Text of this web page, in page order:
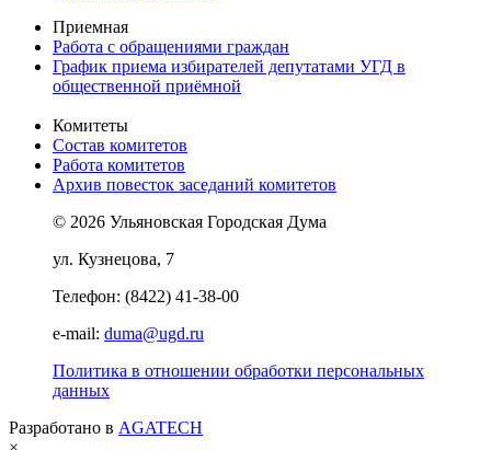
Приемная
Работа с обращениями граждан
График приема избирателей депутатами УГД в
общественной приёмной
Комитеты
Состав комитетов
Работа комитетов
Архив повесток заседаний комитетов
© 2026 Ульяновская Городская Дума
ул. Кузнецова, 7
Телефон: (8422) 41-38-00
e-mail: duma@ugd.ru
Политика в отношении обработки персональных
данных
Разработано в AGATECH